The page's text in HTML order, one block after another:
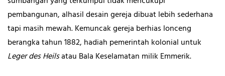
pembangunan, alhasil desain gereja dibuat lebih sederhana
tapi masih mewah. Kemuncak gereja berhias lonceng
berangka tahun 1882, hadiah pemerintah kolonial untuk
Leger des Heilsatau Bala Keselamatan milik Emmerik.